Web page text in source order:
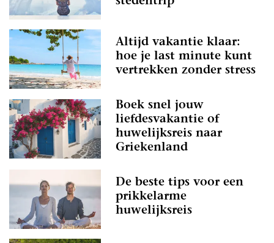
Altijd vakantie klaar:
hoe je last minute kunt
vertrekken zonder stress
Boek snel jouw
liefdesvakantie of
huwelijksreis naar
Griekenland
De beste tips voor een
prikkelarme
huwelijksreis